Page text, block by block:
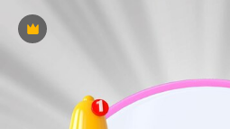
Premium